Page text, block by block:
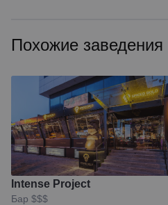
Похожие заведения
Intense Project
Бар $$$